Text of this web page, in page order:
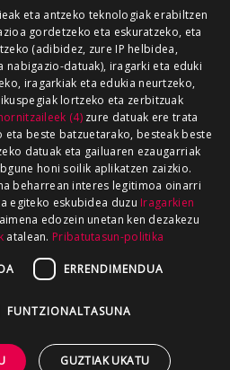
eta antzeko teknologiak erabiltzen
gordetzeko eta eskuratzeko, eta
(adibidez, zure IP helbidea,
nabigazio-datuak), iragarki eta eduki
iragarkiak eta edukia neurtzeko,
lortzeko eta zerbitzuak
(4)zure datuak ere trata
beste batzuetarako, besteak beste
datuak eta gailuaren ezaugarriak
honi soilik aplikatzen zaizkio.
beharrean interes legitimoa oinarri
egiteko eskubidea duzu Iragarkien
edozein unetan ken dezakezu
atalean. Pribatutasun-politika
ERRENDIMENDUA
FUNTZIONALTASUNA
GUZTIAK UKATU